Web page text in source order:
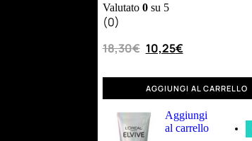
Valutato 0su 5
(0)
18,30€ 10,25€
AGGIUNGI AL CARRELLO
Aggiungi
al carrello